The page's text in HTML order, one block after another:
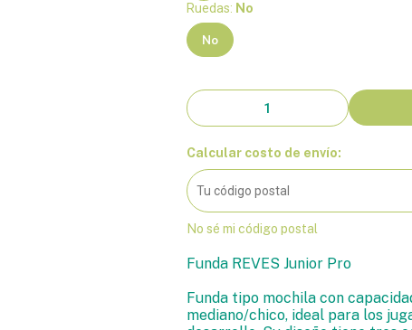
Ruedas: No
No
Calcular costo de envío:
No sé mi código postal
Funda REVES Junior Pro
Funda tipo mochila con
mediano/chico, ideal para los